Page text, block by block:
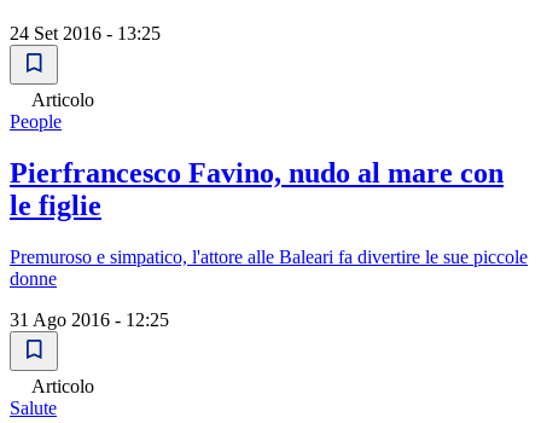
24 Set 2016 - 13:25
Articolo
People
Pierfrancesco Favino, nudo al mare con
le figlie
Premuroso e simpatico, l'attore alle Baleari fa divertire le sue piccole
donne
31 Ago 2016 - 12:25
Articolo
Salute